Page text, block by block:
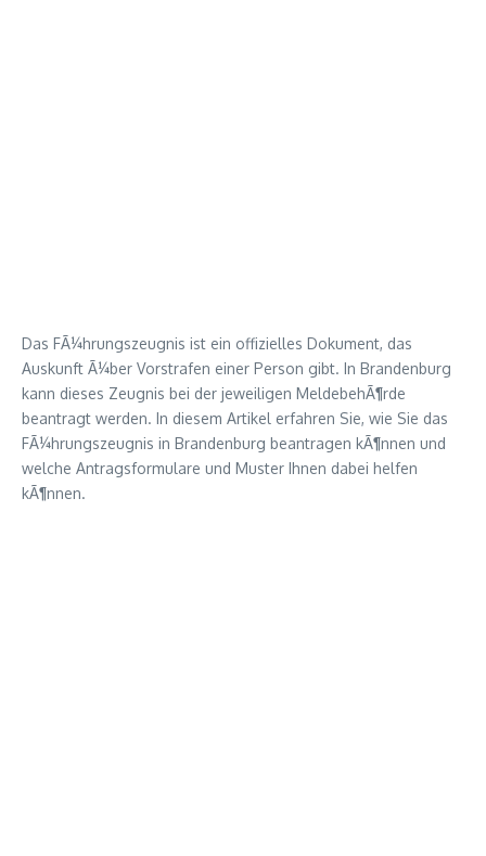
Das FÃ¼hrungszeugnis ist ein offizielles Dokument, das
Auskunft Ã¼ber Vorstrafen einer Person gibt. In Brandenburg
kann dieses Zeugnis bei der jeweiligen MeldebehÃ¶rde
beantragt werden. In diesem Artikel erfahren Sie, wie Sie das
FÃ¼hrungszeugnis in Brandenburg beantragen kÃ¶nnen und
welche Antragsformulare und Muster Ihnen dabei helfen
kÃ¶nnen.